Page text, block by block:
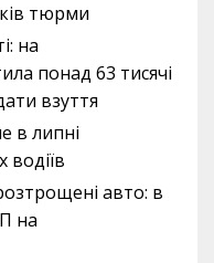
тюрми
на
понад 63 тисячі
взуття
в липні
авто: в
на